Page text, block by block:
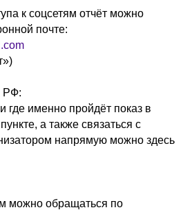
к соцсетям отчёт можно
почте:
РФ:
где именно пройдёт показ в
а также связаться с
напрямую можно здесь
можно обращаться по